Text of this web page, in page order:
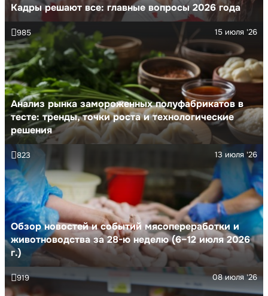
Кадры решают все: главные вопросы 2026 года
Анализ рынка замороженных полуфабрикатов в
тесте: тренды, точки роста и технологические
решения
15 июля '26
985
Обзор новостей и событий мясопереработки и
животноводства за 28-ю неделю (6–12 июля 2026
г.)
13 июля '26
823
08 июля '26
919